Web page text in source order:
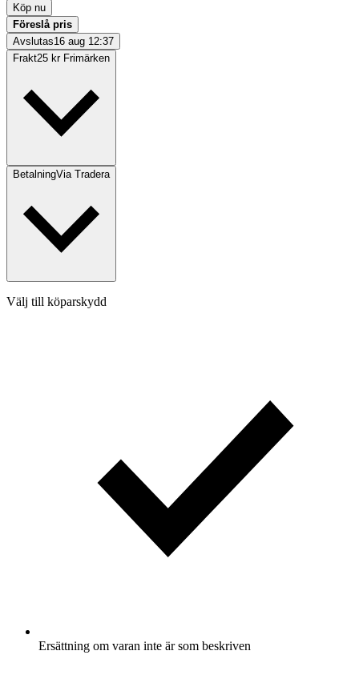
Köp nu
Föreslå pris
Avslutas16 aug 12:37
Frakt25 kr Frimärken
BetalningVia Tradera
Välj till köparskydd
Ersättning om varan inte är som beskriven